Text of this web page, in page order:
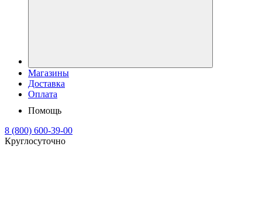
Магазины
Доставка
Оплата
Помощь
8 (800) 600-39-00
Круглосуточно